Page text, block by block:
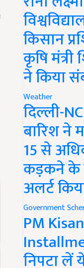
किसान
कृषि
ने किया
Weather
दिल्ली-
बारिश
15 से
कड़कने के
अलर्ट
Government
PM
निपटा लें